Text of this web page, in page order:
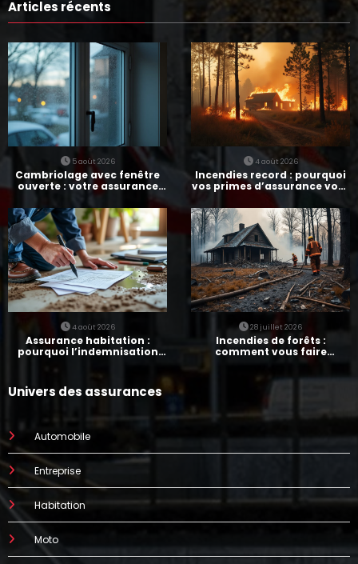
Articles récents
5 août 2026
Cambriolage avec fenêtre
ouverte : votre assurance
paie-t-elle ?
4 août 2026
Incendies record : pourquoi
vos primes d’assurance vont
augmenter
4 août 2026
Assurance habitation :
pourquoi l’indemnisation
28 juillet 2026
Incendies de forêts :
comment vous faire
indemniser par votre
assurance
Univers des assurances
Automobile
Entreprise
Habitation
Moto